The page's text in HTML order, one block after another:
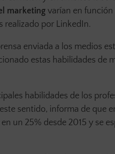
marketing varían en
realizado por LinkedIn.
enviada a los medios
estas habilidades de
habilidades de los
sentido, informa de que
un 25% desde 2015 y se